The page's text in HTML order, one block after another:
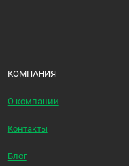
КОМПАНИЯ
О компании
Контакты
Блог